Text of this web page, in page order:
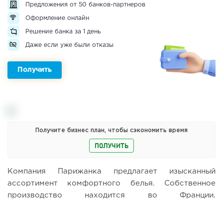
Предложения от 50 банков-партнеров
Оформление онлайн
Решение банка за 1 день
Даже если уже были отказы
Получить
Получите бизнес план, чтобы сэкономить время
ПОЛУЧИТЬ
Компания Парижанка предлагает изысканный
ассортимент комфортного белья. Собственное
производство находится во Франции.